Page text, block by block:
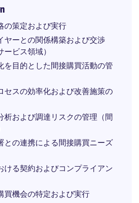
の策定および実行
ヤーとの関係構築および交渉
ービス領域）
を目的とした間接購買活動の管
セスの効率化および改善施策の
析および調達リスクの管理（間
との連携による間接購買ニーズ
ける契約およびコンプライアン
買機会の特定および実行